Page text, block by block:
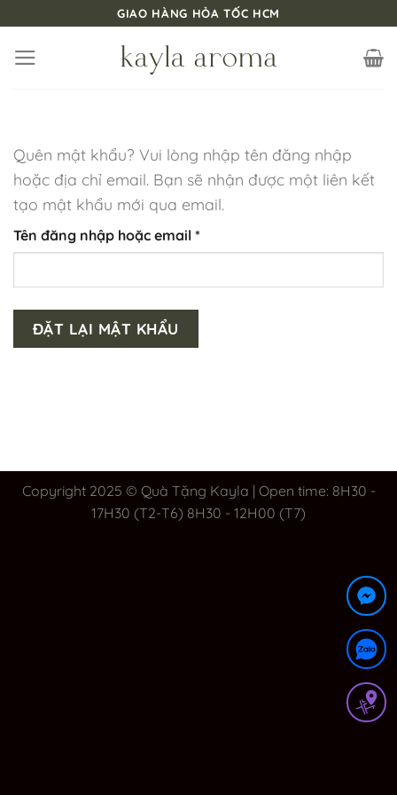
nội
GIAO HÀNG HỎA TỐC HCM
Quên mật khẩu? Vui lòng nhập tên đăng nhập
hoặc địa chỉ email. Bạn sẽ nhận được một liên kết
tạo mật khẩu mới qua email.
Tên đăng nhập hoặc email *
buộc
ĐẶT LẠI MẬT KHẨU
Copyright 2025 © Quà Tặng Kayla | Open time: 8H30 -
17H30 (T2-T6) 8H30 - 12H00 (T7)